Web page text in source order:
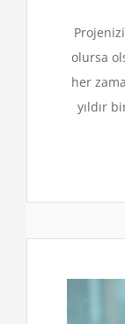
olursa
her
yıldır